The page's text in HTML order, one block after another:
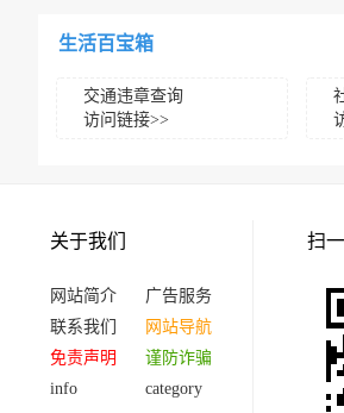
生活百宝箱
交通违章查询
访问链接>>
关于我们
网站简介
广告服务
联系我们
网站导航
免责声明
谨防诈骗
info
category
扫